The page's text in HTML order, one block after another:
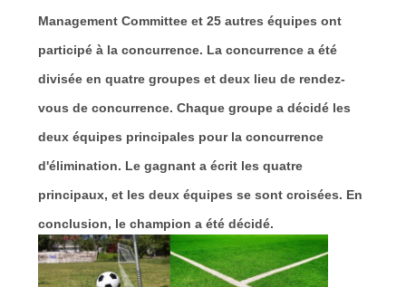
Management Committee et 25 autres équipes ont
participé à la concurrence. La concurrence a été
divisée en quatre groupes et deux lieu de rendez-
vous de concurrence. Chaque groupe a décidé les
deux équipes principales pour la concurrence
d'élimination. Le gagnant a écrit les quatre
principaux, et les deux équipes se sont croisées. En
conclusion, le champion a été décidé.